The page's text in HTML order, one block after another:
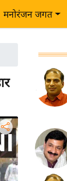
मनोरंजन जगत